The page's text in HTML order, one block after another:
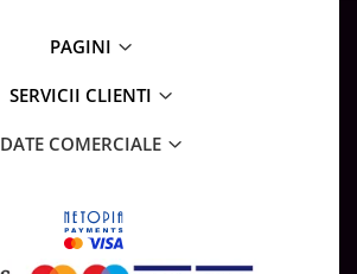
PAGINI
SERVICII CLIENTI
DATE COMERCIALE